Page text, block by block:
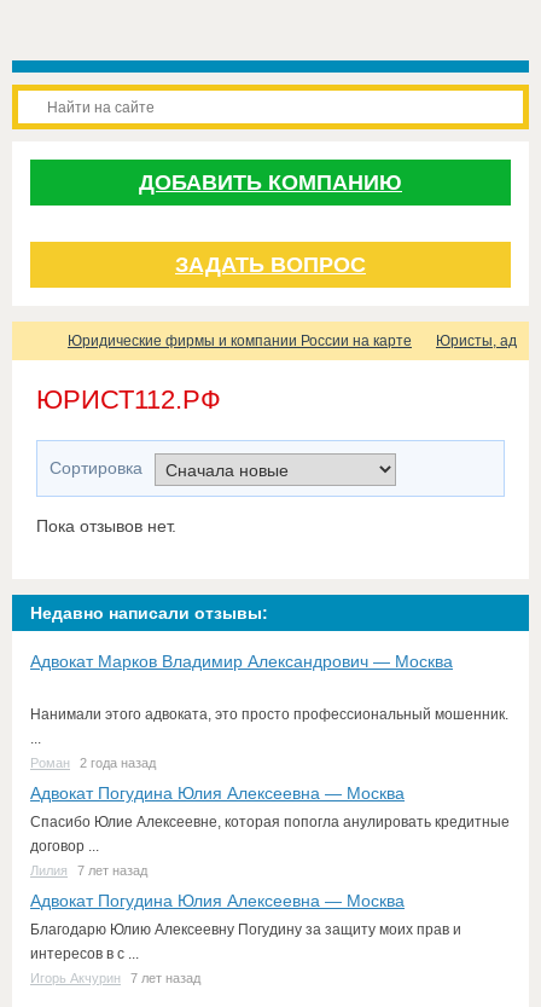
ДОБАВИТЬ КОМПАНИЮ
ЗАДАТЬ ВОПРОС
Юридические фирмы и компании России на карте Юристы,
ЮРИСТ112.РФ
Сортировка
Пока отзывов нет.
Недавно написали отзывы:
Адвокат Марков Владимир Александрович — Москва
Нанимали этого адвоката, это просто профессиональный мошенник.
...
Роман 2 года назад
Адвокат Погудина Юлия Алексеевна — Москва
Спасибо Юлие Алексеевне, которая попогла анулировать кредитные
договор ...
Лилия 7 лет назад
Адвокат Погудина Юлия Алексеевна — Москва
Благодарю Юлию Алексеевну Погудину за защиту моих прав и
интересов в с ...
Игорь Акчурин 7 лет назад